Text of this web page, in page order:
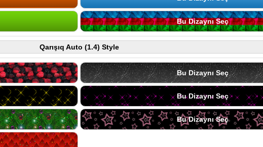
Bu Dizaynı Seç
Qarışıq Auto (1.4) Style
Bu Dizaynı Seç
Bu Dizaynı Seç
Bu Dizaynı Seç